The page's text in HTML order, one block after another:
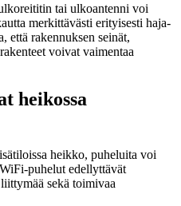
tai ulkoantenni voi
merkittävästi erityisesti haja-
että rakennuksen seinät,
voivat vaimentaa
heikossa
heikko, puheluita voi
puhelut edellyttävät
sekä toimivaa